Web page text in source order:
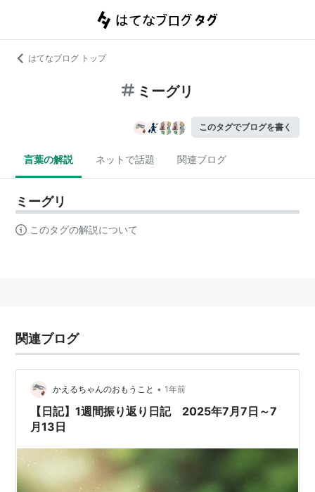
はてなブログ トップ
ミーグリ
このタグでブログを書く
言葉の解説 ネットで話題 関連ブログ
ミーグリ
このタグの解説について
関連ブログ
かえるちゃんのおもうこと • 1年前
【日記】1週間振り返り日記 2025年7月7日～7
月13日